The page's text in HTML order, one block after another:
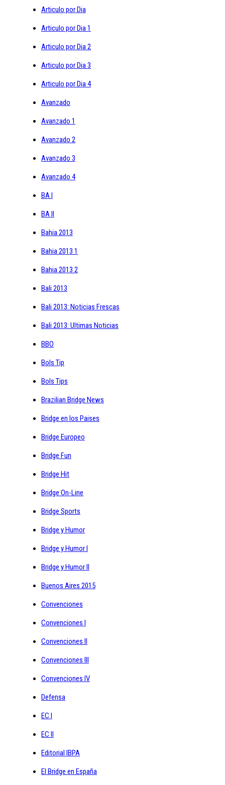
Articulo por Dia
Articulo por Dia 1
Articulo por Dia 2
Articulo por Dia 3
Articulo por Dia 4
Avanzado
Avanzado 1
Avanzado 2
Avanzado 3
Avanzado 4
BA I
BA II
Bahia 2013
Bahia 2013 1
Bahia 2013 2
Bali 2013
Bali 2013: Noticias Frescas
Bali 2013: Ultimas Noticias
BBO
Bols Tip
Bols Tips
Brazilian Bridge News
Bridge en los Paises
Bridge Europeo
Bridge Fun
Bridge Hit
Bridge On-Line
Bridge Sports
Bridge y Humor
Bridge y Humor I
Bridge y Humor II
Buenos Aires 2015
Convenciones
Convenciones I
Convenciones II
Convenciones III
Convenciones IV
Defensa
EC I
EC II
Editorial IBPA
El Bridge en España